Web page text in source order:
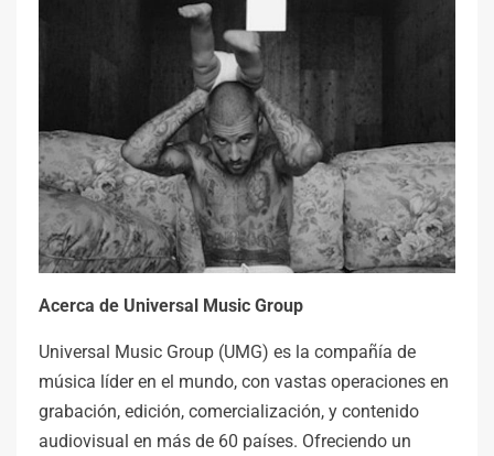
Acerca de Universal Music Group
Universal Music Group (UMG) es la compañía de
música líder en el mundo, con vastas operaciones en
grabación, edición, comercialización, y contenido
audiovisual en más de 60 países. Ofreciendo un